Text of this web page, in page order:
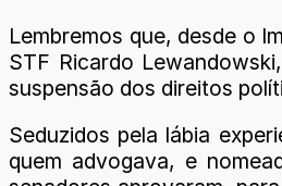
Lembremos que, desde o
STF Ricardo
suspensão dos direitos
Seduzidos pela lábia
quem advogava, e